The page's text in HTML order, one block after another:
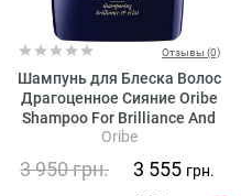
Отзывы (0)
Шампунь для Блеска Волос
Драгоценное Сияние Oribe
Shampoo For Brilliance And
Shine
Oribe
3 950грн. 3 555 грн.